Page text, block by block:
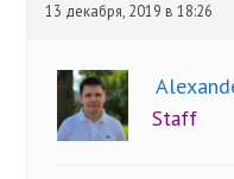
13 декабря, 2019 в 18:26
Staff